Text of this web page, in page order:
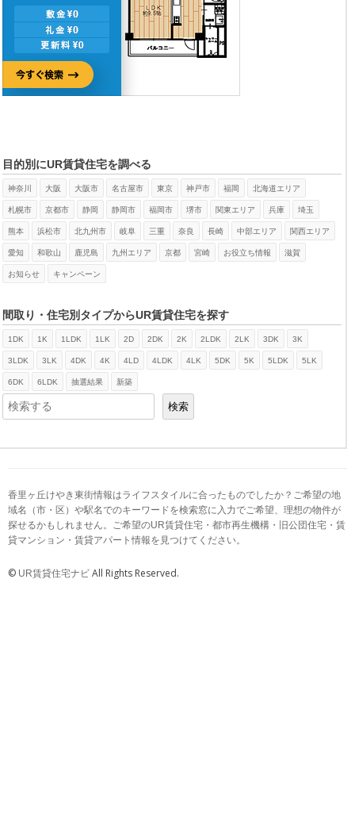
目的別にUR賃貸住宅を調べる
神奈川 大阪 大阪市 名古屋市 東京 神戸市 福岡 北海道エリア
札幌市 京都市 静岡 静岡市 福岡市 堺市 関東エリア 兵庫 埼玉
熊本 浜松市 北九州市 岐阜 三重 奈良 長崎 中部エリア 関西エリア
愛知 和歌山 鹿児島 九州エリア 京都 宮崎 お役立ち情報 滋賀
お知らせ キャンペーン
間取り・住宅別タイプからUR賃貸住宅を探す
1DK 1K 1LDK 1LK 2D 2DK 2K 2LDK 2LK 3DK 3K
3LDK 3LK 4DK 4K 4LD 4LDK 4LK 5DK 5K 5LDK 5LK
6DK 6LDK 抽選結果 新築
検索
検索
香里ヶ丘けやき東街情報はライフスタイルに合ったものでしたか？ご希望の地
域名（市・区）や駅名でのキーワードを検索窓に入力でご希望、理想の物件が
探せるかもしれません。ご希望のUR賃貸住宅・都市再生機構・旧公団住宅・賃
貸マンション・賃貸アパート情報を見つけてください。
© UR賃貸住宅ナビ All Rights Reserved.